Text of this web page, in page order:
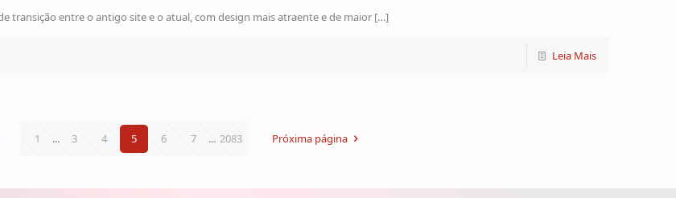
transição entre o antigo site e o atual, com design mais atraente e de maior […]
Leia Mais
1 ... 3 4 5 6 7 ... 2083 Próxima página